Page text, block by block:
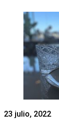
23 julio, 2022